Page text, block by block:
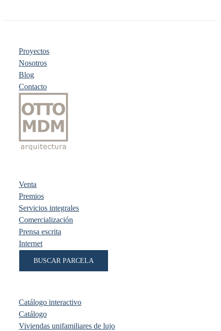
Proyectos
Nosotros
Blog
Contacto
Venta
Premios
Servicios integrales
Comercialización
Prensa escrita
Internet
BUSCAR PARCELA
Catálogo interactivo
Catálogo
Viviendas unifamiliares de lujo